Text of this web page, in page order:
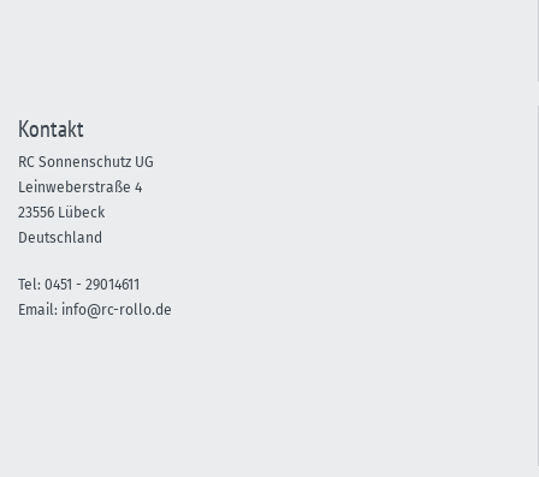
Kontakt
RC Sonnenschutz UG
Leinweberstraße 4
23556 Lübeck
Deutschland
Tel: 0451 - 29014611
Email: info@rc-rollo.de